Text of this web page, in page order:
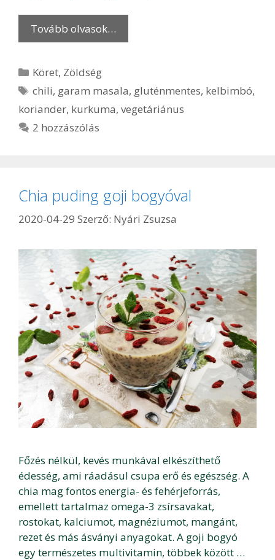
Tovább olvasok…
Kategória
Köret, Zöldség
Címkék
chili, garam masala, gluténmentes, kelbimbó,
koriander, kurkuma, vegetáriánus
2 hozzászólás
Chia puding goji bogyóval
2020-04-29 Szerző: Nyári Zsuzsa
Főzés nélkül, kevés munkával elkészíthető
édesség, ami ráadásul csupa erő és egészség. A
chia mag fontos energia- és fehérjeforrás,
emellett tartalmaz omega-3 zsírsavakat,
rostokat, kalciumot, magnéziumot, mangánt,
rezet és más ásványi anyagokat. A goji bogyó
egy természetes multivitamin, többek között …